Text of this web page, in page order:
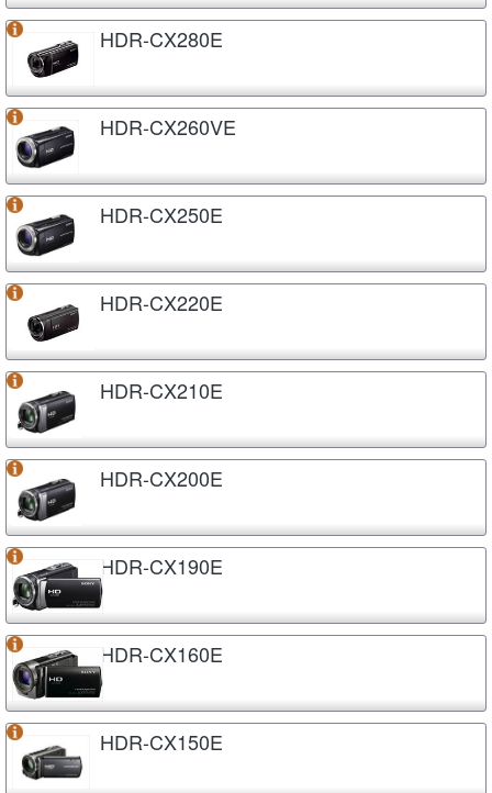
HDR-CX280E
HDR-CX260VE
HDR-CX250E
HDR-CX220E
HDR-CX210E
HDR-CX200E
HDR-CX190E
HDR-CX160E
HDR-CX150E